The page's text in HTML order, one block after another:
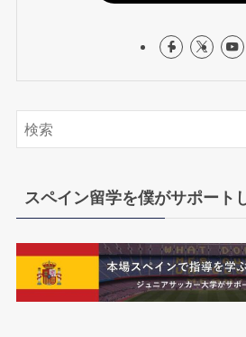
スペイン留学を僕がサポート